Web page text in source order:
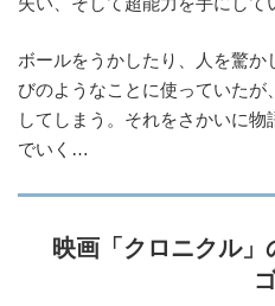
失い、そして超能力を手にして
ボールをうかしたり、人を驚か
びのようなことに使っていたが
してしまう。それをさかいに
でいく…
映画「クロニクル